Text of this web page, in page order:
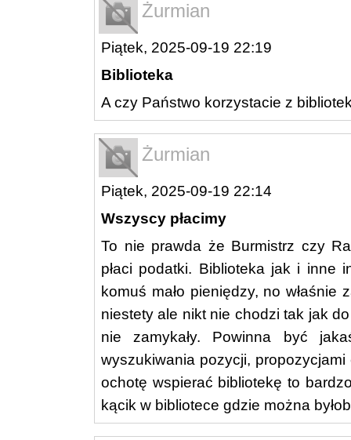
Żurmian
Piątek, 2025-09-19 22:19
Biblioteka
A czy Państwo korzystacie z
Żurmian
Piątek, 2025-09-19 22:14
Wszyscy płacimy
To nie prawda że Burmistrz czy
płaci podatki. Biblioteka jak i inne
komuś mało pieniędzy, no
niestety ale nikt nie chodzi tak jak
nie zamykały. Powinna być
wyszukiwania pozycji,
ochotę wspierać bibliotekę to
kącik w bibliotece gdzie można